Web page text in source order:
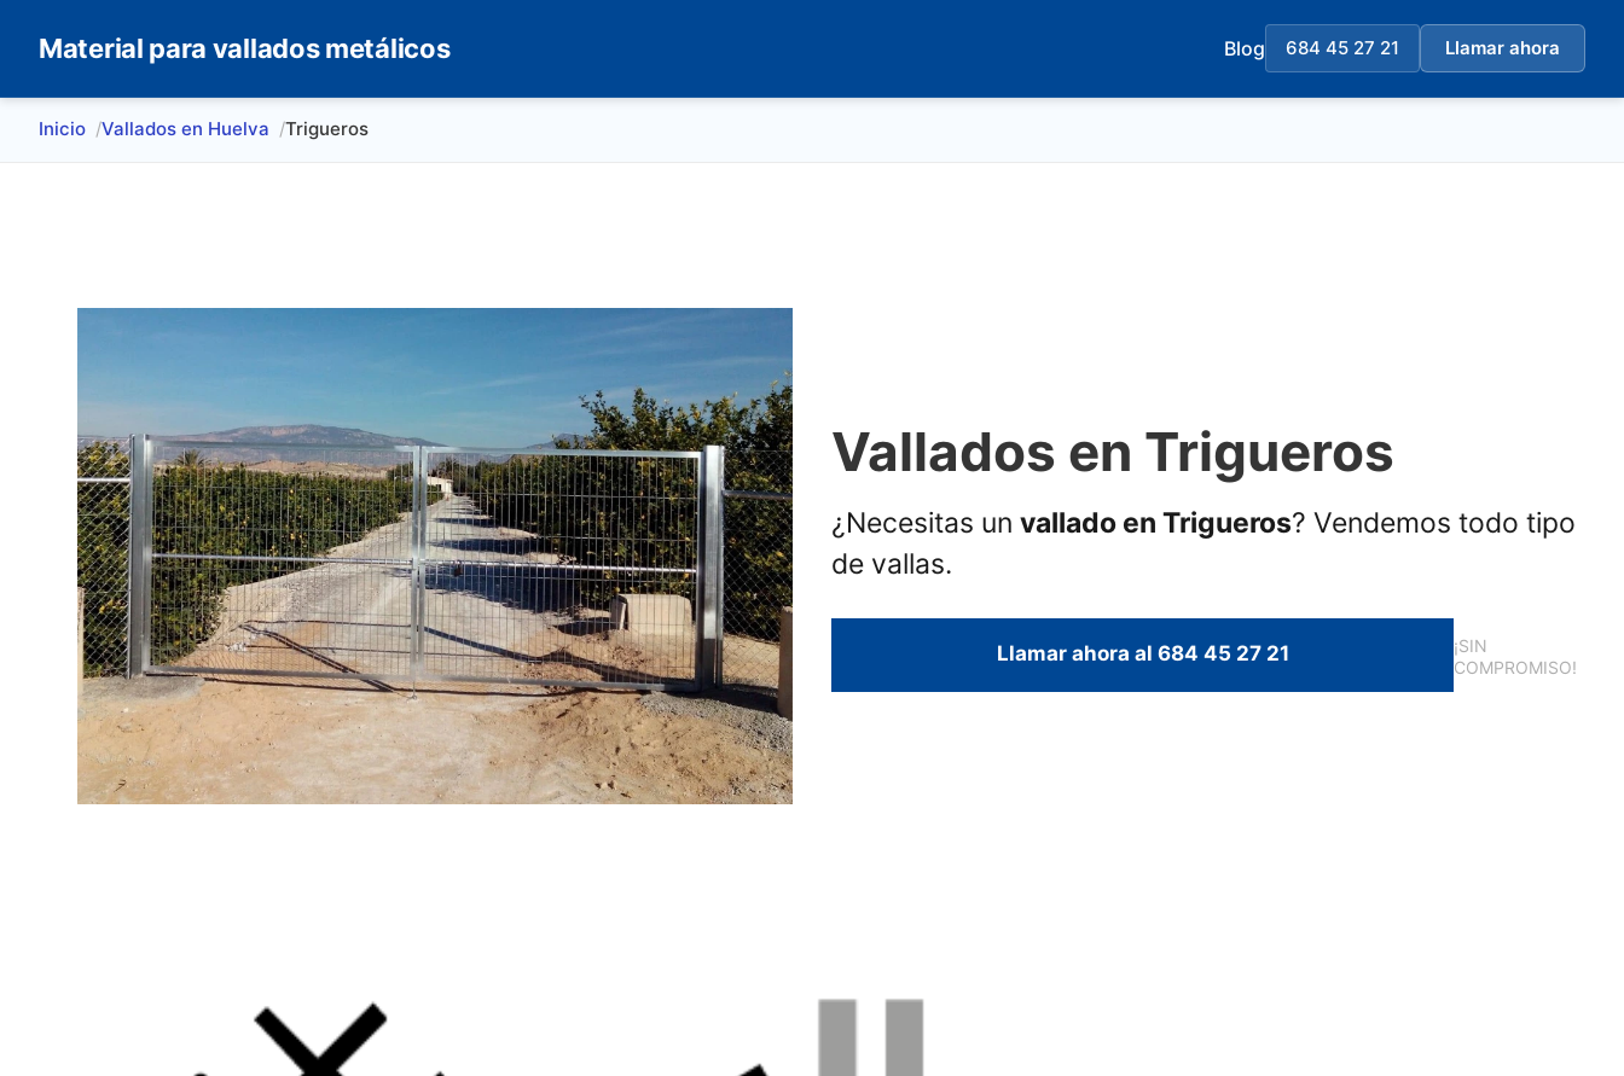
Material para vallados metálicos Blog 684 45 27 21 Llamar ahora
Inicio Vallados en Huelva Trigueros
Vallados en Trigueros
¿Necesitas un vallado en Trigueros? Vendemos todo tipo
de vallas.
Llamar ahora al 684 45 27 21
¡SIN
COMPROMISO!